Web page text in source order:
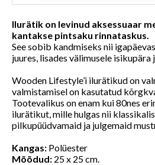
Ilurätik on levinud aksessuaar
kantakse pintsaku rinnataskus.
See sobib kandmiseks nii
juures, lisades välimusele isikupära
Wooden Lifestyle’i ilurätikud on
valmistamisel on kasutatud
Tootevalikus on enam kui 80nes
ilurätikut, mille hulgas nii
pilkupüüdvamaid ja julgemaid
Kangas: Polüester
Mõõdud: 25 x 25 cm.